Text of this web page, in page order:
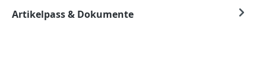
Artikelpass & Dokumente